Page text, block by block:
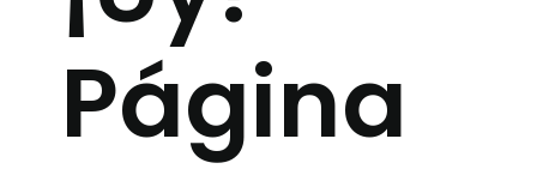
Página